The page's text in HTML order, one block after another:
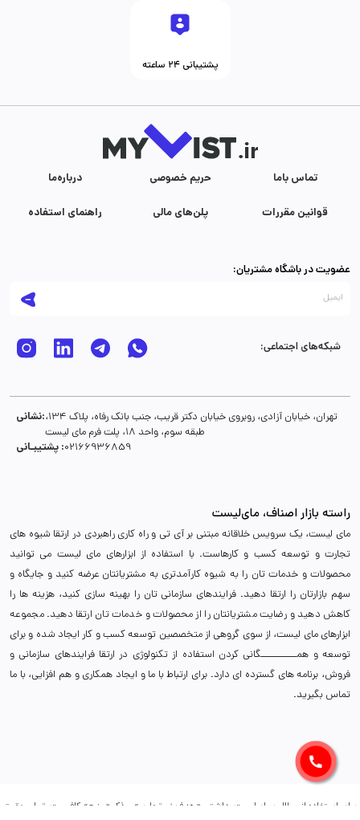
پشتیبانی ۲۴ ساعته
درباره‌ما حریم خصوصی تماس با‌ما
راهنمای استفاده پلن‌های مالی قوانین مقررات
عضویت در باشگاه مشتریان:
شبکه‌های اجتماعی:
نشانی:تهران، خیابان آزادی، روبروی خیابان دکتر قریب، جنب بانک رفاه، پلاک 134،
طبقه سوم، واحد 18، پلت فرم مای لیست
پشتیبـانی :02166936859
راسته بازار اصناف، مای‌لیست
مای لیست، یک سرویس خلاقانه مبتنی بر آی تی و راه کاری راهبردی در ارتقا شیوه های
تجارت و توسعه کسب و کارهاست. با استفاده از ابزارهای مای لیست می توانید
محصولات و خدمات تان را به شیوه کارآمدتری به مشتریانتان عرضه کنید و جایگاه و
سهم بازارتان را ارتقا دهید. فرایندهای سازمانی تان را بهینه سازی کنید، هزینه ها را
کاهش دهید و رضایت مشتریانتان را از محصولات و خدمات تان ارتقا دهید. مجموعه
ابزارهای مای لیست، از سوی گروهی از متخصصین توسعه کسب و کار ایجاد شده و برای
توسعه و همـــــــــــگانی کردن استفاده از تکنولوژی در ارتقا فرایندهای سازمانی و
فروش، برنامه های گسترده ای دارد. برای ارتباط با ما و ایجاد همکاری و هم افزایی، با ما
تماس بگیرید.
برای استفاده از مطالب مای‌لیست، داشتن «هدف غیرتجاری» و ذکر «منبع» کافیست. تمام حقوق